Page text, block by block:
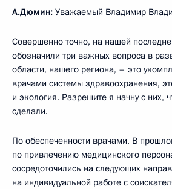
А.Дюмин: Уважаемый Владимир
Совершенно точно, на нашей
обозначили три важных вопроса в
области, нашего региона, – это
врачами системы здравоохранения,
и экология. Разрешите я начну с них,
сделали.
По обеспеченности врачами. В
по привлечению медицинского
сосредоточились на следующих
на индивидуальной работе с